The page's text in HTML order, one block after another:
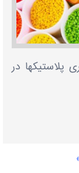
پلاستیکها در